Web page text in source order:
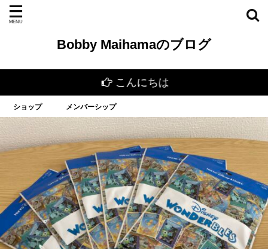
Bobby Maihamaのブログ
こんにちは
ショップ メンバーシップ